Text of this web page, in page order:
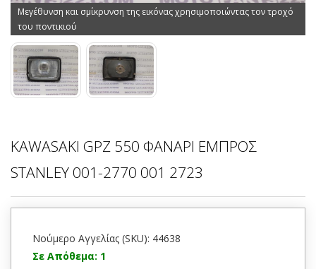
Μεγέθυνση και σμίκρυνση της εικόνας χρησιμοποιώντας τον τροχό
του ποντικιού
KAWASAKI GPZ 550 ΦΑΝΑΡΙ ΕΜΠΡΟΣ
STANLEY 001-2770 001 2723
Νούμερο Αγγελίας (SKU): 44638
Σε Απόθεμα: 1